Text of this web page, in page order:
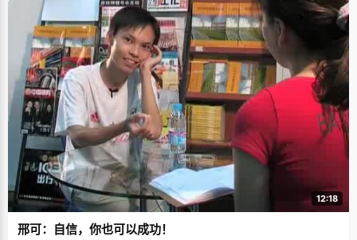
12:18
邢可：自信，你也可以成功！